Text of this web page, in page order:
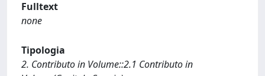
Fulltext
none
Tipologia
2. Contributo in Volume::2.1 Contributo in